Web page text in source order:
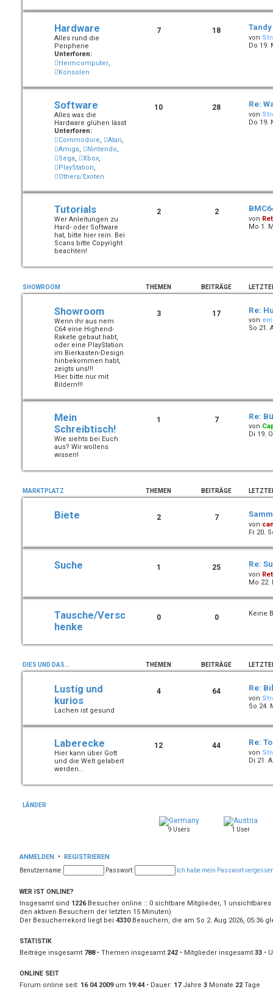
Hardware
Alles rund die
Peripherie
Unterforen:
Heimcomputer,
Konsolen
7 18 Tandy
von
Do 19.
Software
Alles was die
Hardware glühen lässt
Unterforen:
Commodore, Atari,
Amiga, Nintendo,
Sega, Xbox,
PlayStation,
Others/Exoten
10 28 Re:
von
Do 19.
Tutorials
Wer Anleitungen zu
Hard- oder Software
hat, bitte hier rein. Bei
Scans bitte Copyright
beachten!
2 2
von
Mo 1.
SHOWROOM THEMEN BEITRÄGE
Showroom
Wenn ihr aus nem
C64 eine Highend-
Rakete gebaut habt,
oder eine PlayStation
im Bierkasten-Design
hinbekommen habt,
zeigts uns!!!
Hier bitte nur mit
Bildern!!!
3 17 Re:
von
So 21.
Mein
Schreibtisch!
Wie siehts bei Euch
aus? Wir wollens
wissen!
1 7 Re:
von
Di 19.
MARKTPLATZ THEMEN BEITRÄGE
Biete 2 7
von
Fr 20.
Suche 1 25 Re:
von
Mo 22.
Tausche/Versc
henke
0 0 Keine
DIES UND DAS... THEMEN BEITRÄGE
Lustig und
kurios
Lachen ist gesund
4 64 Re:
von
So 24.
Laberecke
Hier kann über Gott
und die Welt gelabert
werden...
12 44 Re:
von
Di 21.
LÄNDER
9 Users 1 User
ANMELDEN • REGISTRIEREN
Benutzername: Passwort: Ich habe mein Passwort
WER IST ONLINE?
Insgesamt sind 1226Besucher online :: 0 sichtbare Mitglieder, 1
den aktiven Besuchern der letzten 15 Minuten)
Der Besucherrekord liegt bei 4330Besuchern, die am So 2. Aug 2026, 05:36
STATISTIK
Beiträge insgesamt 788• Themen insgesamt 242 • Mitglieder insgesamt 33 •
ONLINE SEIT
Forum online seit: 16 04 2009 um 19:44• Dauer: 17Jahre 3 Monate 22 Tage